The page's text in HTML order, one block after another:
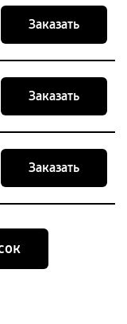
Заказать
Заказать
Заказать